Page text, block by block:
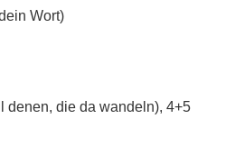
Wort)
denen, die da wandeln), 4+5